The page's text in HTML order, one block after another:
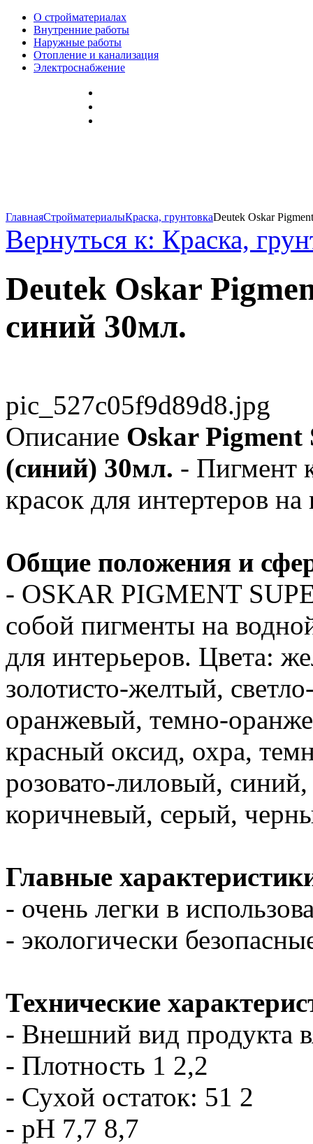
О стройматериалах
Внутренние работы
Наружные работы
Отопление и канализация
Электроснабжение
ГлавнаяСтройматериалыКраска, грунтовкаDeutek Oskar
Вернуться к: Краска,
Deutek Oskar
синий 30мл.
pic_527c05f9d89d8.jpg
Описание Oskar
(синий) 30мл. - Пигмент
красок для интертеров
Общие положения и
- OSKAR PIGMENT
собой пигменты на
для интерьеров. Цвета:
золотисто-желтый,
оранжевый, темно-
красный оксид, охра,
розовато-лиловый,
коричневый, серый,
Главные
- очень легки в
- экологически
Технические
- Внешний вид продукта
- Плотность 1 2,2
- Сухой остаток: 51 2
- рН 7,7 8,7